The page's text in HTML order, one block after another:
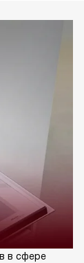
в сфере